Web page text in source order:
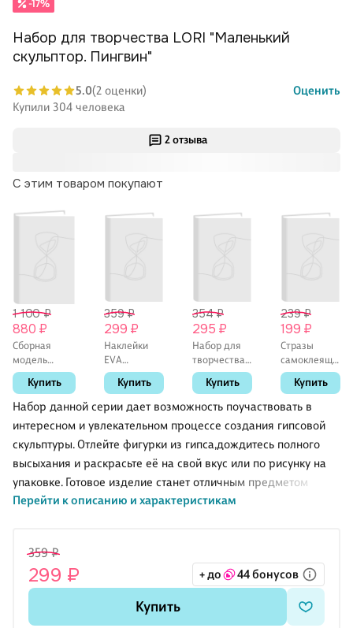
2 отзыва
Набор данной серии дает возможность поучаствовать в
интересном и увлекательном процессе создания гипсовой
скульптуры. Отлейте фигурки из гипса,дождитесь полного
высыхания и раскрасьте её на свой вкус или по рисунку на
упаковке. Готовое изделие станет отличным предметом
декора для друзей и близких. В наборе: формы, гипс, краски,
Перейти к описанию и характеристикам
С этим товаром покупают
1 100 ₽
880 ₽
Сборная
модель
«Советский
основной
боевой танк
Т-72Б»,
ZVEZDA
(7400)
Купить
359 ₽
299 ₽
Наклейки
EVA
«Звездочки»
глиттер,
микс
размеров и
цветов, 8 г
Купить
354 ₽
295 ₽
Набор для
творчества.
Конструктор
из дерева.
Техника
"Квадроцикл"
Купить
239 ₽
199 ₽
Стразы
самоклеящиеся
звездочки
(разноцветный
микс)
Купить
-17%
Набор для творчества LORI "Маленький
скульптор. Пингвин"
5.0(2 оценки)
Оценить
Купили 304 человека
359 ₽
299 ₽ + до 44 бонусов
Купить